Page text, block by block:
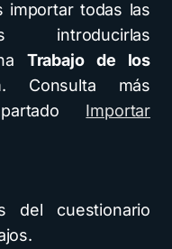
importar todas las
introducirlas
Trabajo de los
Consulta más
Importar
del cuestionario